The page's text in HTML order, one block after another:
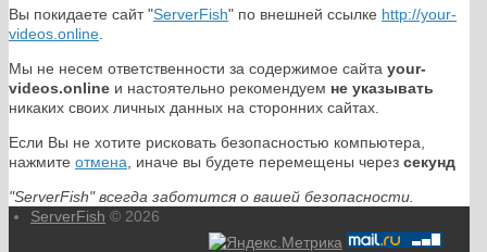
Вы покидаете сайт "ServerFish" по внешней ссылке http://your-
videos.online
Мы не несем ответственности за содержимое сайта your-
videos.online и настоятельно рекомендуем не указывать
никаких своих личных данных на сторонних сайтах.
Если Вы не хотите рисковать безопасностью компьютера,
нажмите отмена , иначе вы будете перемещены через секунд
"ServerFish" всегда заботится о вашей безопасности.
ServerFish © 2026